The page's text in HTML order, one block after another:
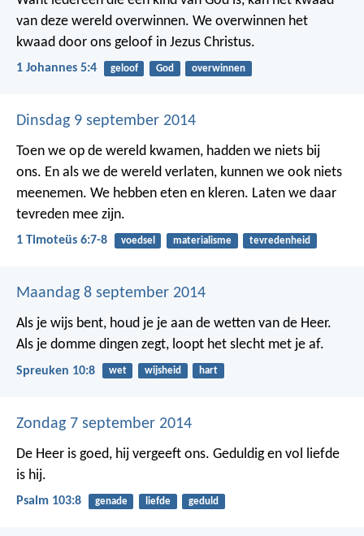
van deze wereld overwinnen. We overwinnen het
kwaad door ons geloof in Jezus Christus.
1 Johannes 5:4 geloof God overwinnen
Dinsdag 9 september 2014
Toen we op de wereld kwamen, hadden we niets bij
ons. En als we de wereld verlaten, kunnen we ook niets
meenemen. We hebben eten en kleren. Laten we daar
tevreden mee zijn.
1 Timoteüs 6:7-8 voedsel materialisme tevredenheid
Maandag 8 september 2014
Als je wijs bent, houd je je aan de wetten van de Heer.
Als je domme dingen zegt, loopt het slecht met je af.
Spreuken 10:8 wet wijsheid hart
Zondag 7 september 2014
De Heer is goed, hij vergeeft ons. Geduldig en vol liefde
is hij.
Psalm 103:8 genade liefde geduld